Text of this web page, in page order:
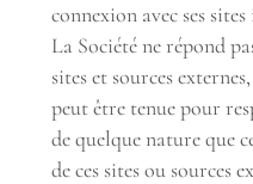
connexion avec ses
La Société ne répond
sites et sources
peut être tenue pour
de quelque nature que
de ces sites ou sources